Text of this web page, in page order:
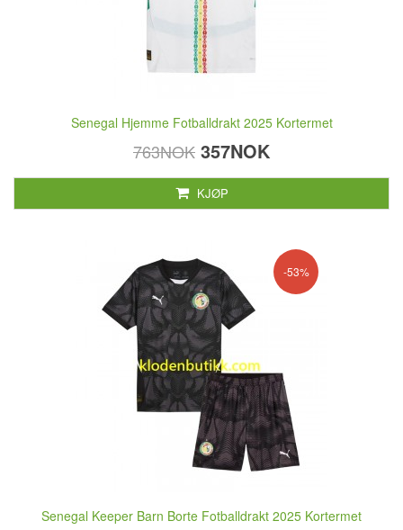
Senegal Hjemme Fotballdrakt 2025 Kortermet
763NOK 357NOK
KJØP
-53%
Senegal Keeper Barn Borte Fotballdrakt 2025 Kortermet